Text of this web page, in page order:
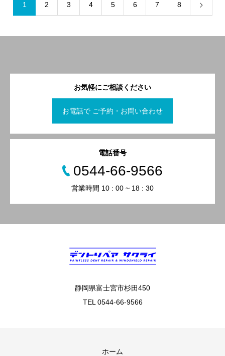
1 2 3 4 5 6 7 8
お気軽にご相談ください
お電話で ご予約・お問い合わせ
電話番号
0544-66-9566
営業時間 10 : 00 ~ 18 : 30
静岡県富士宮市杉田450
TEL 0544-66-9566
ホーム